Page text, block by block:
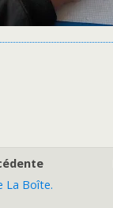
La Boîte.